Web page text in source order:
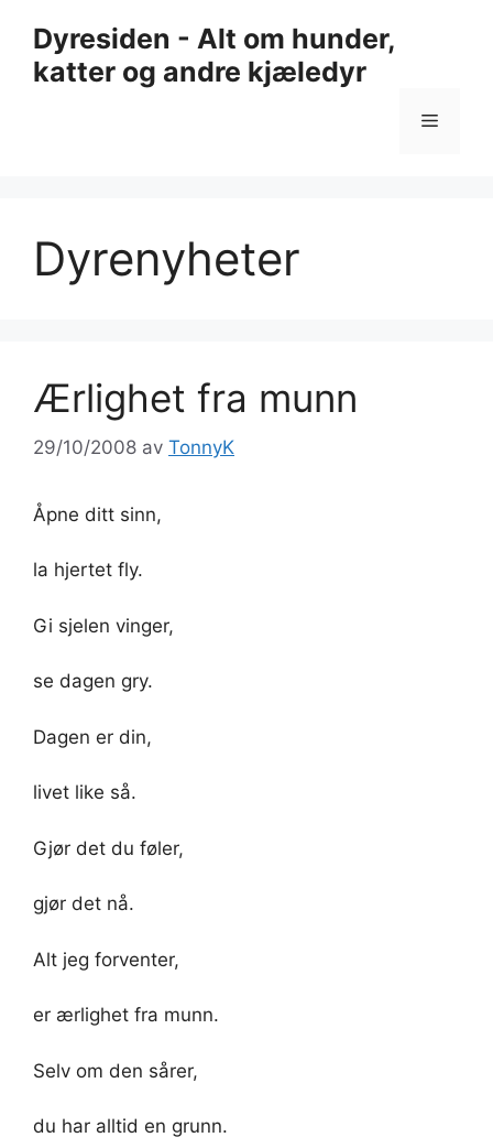
innhold
Dyresiden - Alt om hunder,
katter og andre kjæledyr
Meny
Dyrenyheter
Ærlighet fra munn
29/10/2008 av TonnyK
Åpne ditt sinn,
la hjertet fly.
Gi sjelen vinger,
se dagen gry.
Dagen er din,
livet like så.
Gjør det du føler,
gjør det nå.
Alt jeg forventer,
er ærlighet fra munn.
Selv om den sårer,
du har alltid en grunn.